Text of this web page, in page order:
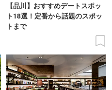
【品川】おすすめデートスポッ
ト18選！定番から話題のスポッ
トまで